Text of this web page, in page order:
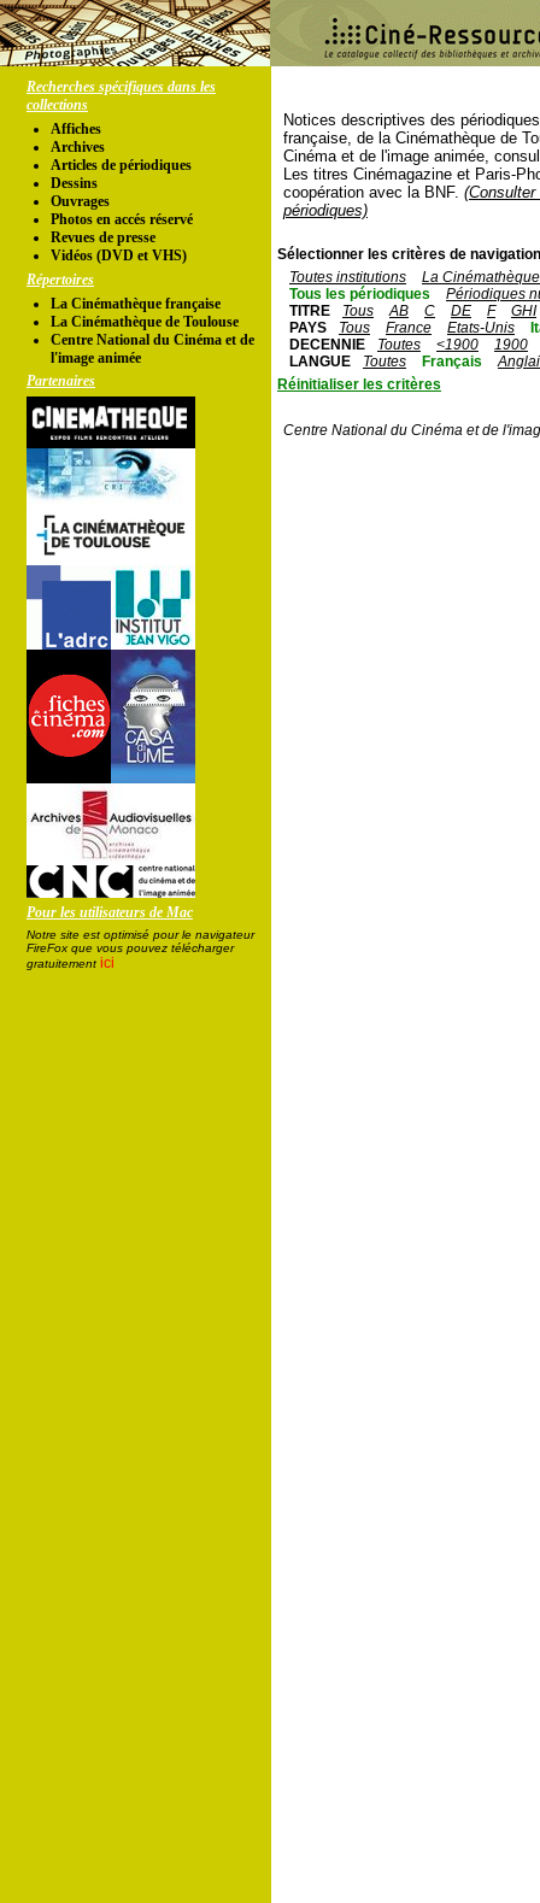
Recherches spécifiques dans les
collections
Affiches
Archives
Articles de périodiques
Dessins
Ouvrages
Photos en accés réservé
Revues de presse
Vidéos (DVD et VHS)
Répertoires
La Cinémathèque française
La Cinémathèque de Toulouse
Centre National du Cinéma et de
l'image animée
Partenaires
Pour les utilisateurs de Mac
Notre site est optimisé pour le navigateur
FireFox que vous pouvez télécharger
gratuitement ici
Notices descriptives des
française, de la Cinémathèque de
Cinéma et de l'image animée,
Les titres Cinémagazine et Paris-
coopération avec la BNF.
périodiques)
Sélectionner les critères de
Toutes institutions
La
Tous les périodiques
Périodiques
TITRE
Tous AB C DE F
GHI
PAYS
Tous France Etats-Unis
DECENNIE
Toutes <1900
1900
LANGUE
Toutes Français
Réinitialiser les critères
Centre National du Cinéma et de